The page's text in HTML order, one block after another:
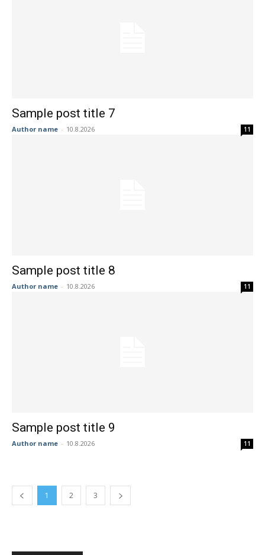
Sample post title 7
Author name - 10.8.2026 11
Sample post title 8
Author name - 10.8.2026 11
Sample post title 9
Author name - 10.8.2026 11
1 2 3